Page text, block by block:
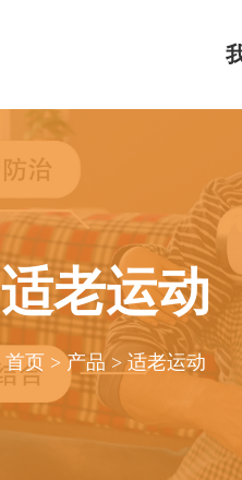
适老运动
首页 >产品>适老运动